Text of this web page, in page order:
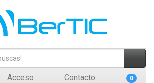
Acceso Contacto 0